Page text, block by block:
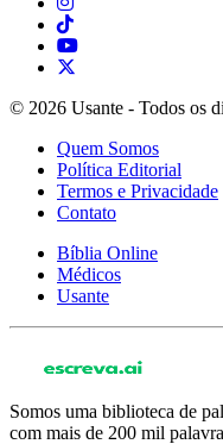
© 2026 Usante - Todos os
Quem Somos
Política Editorial
Termos e Privacidade
Contato
Bíblia Online
Médicos
Usante
Somos uma biblioteca de
com mais de 200 mil